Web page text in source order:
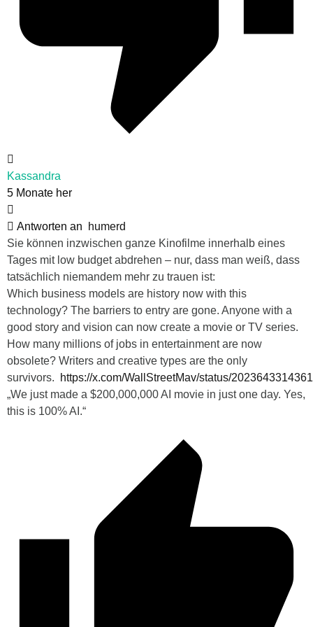
Kassandra
5 Monate her
Antworten an
humerd
Sie können inzwischen ganze Kinofilme innerhalb eines
Tages mit low budget abdrehen – nur, dass man weiß, dass
tatsächlich niemandem mehr zu trauen ist:
Which business models are history now with this
technology? The barriers to entry are gone. Anyone with a
good story and vision can now create a movie or TV series.
How many millions of jobs in entertainment are now
obsolete? Writers and creative types are the only
survivors.
https://x.com/WallStreetMav/status/
„We just made a $200,000,000 AI movie in just one day. Yes,
this is 100% AI.“